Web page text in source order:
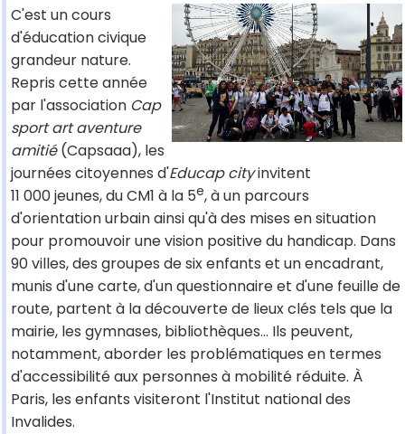
C'est un cours
d'éducation civique
grandeur nature.
Repris cette année
par l'association Cap
sport art aventure
amitié(Capsaaa), les
journées citoyennes d'Educap cityinvitent
11 000 jeunes, du CM1 à la 5e, à un parcours
d'orientation urbain ainsi qu'à des mises en situation
pour promouvoir une vision positive du handicap. Dans
90 villes, des groupes de six enfants et un encadrant,
munis d'une carte, d'un questionnaire et d'une feuille de
route, partent à la découverte de lieux clés tels que la
mairie, les gymnases, bibliothèques... Ils peuvent,
notamment, aborder les problématiques en termes
d'accessibilité aux personnes à mobilité réduite. À
Paris, les enfants visiteront l'Institut national des
Invalides.